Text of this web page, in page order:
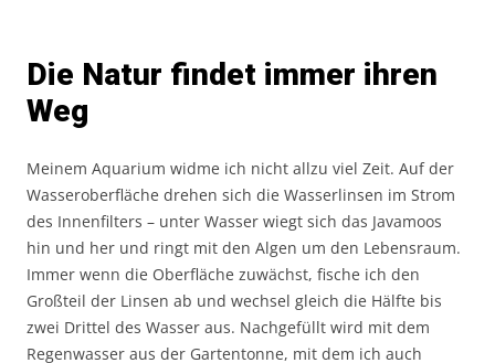
Die Natur findet immer ihren
Weg
Meinem Aquarium widme ich nicht allzu viel Zeit. Auf der
Wasseroberfläche drehen sich die Wasserlinsen im Strom
des Innenfilters – unter Wasser wiegt sich das Javamoos
hin und her und ringt mit den Algen um den Lebensraum.
Immer wenn die Oberfläche zuwächst, fische ich den
Großteil der Linsen ab und wechsel gleich die Hälfte bis
zwei Drittel des Wasser aus. Nachgefüllt wird mit dem
Regenwasser aus der Gartentonne, mit dem ich auch